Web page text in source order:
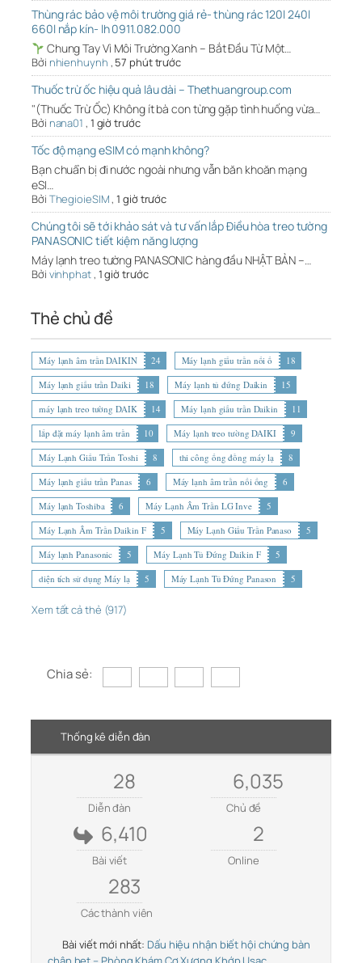
Thùng rác bảo vệ môi trường giá rẻ- thùng rác 120l 240l
660l nắp kín- lh 0911.082.000
Chung Tay Vì Môi Trường Xanh – Bắt Đầu Từ Một…
Bởi nhienhuynh , 57 phút trước
Thuốc trừ ốc hiệu quả lâu dài – Thethuangroup.com
"(Thuốc Trừ Ốc) Không ít bà con từng gặp tình huống vừa…
Bởi nana01 , 1 giờ trước
Tốc độ mạng eSIM có mạnh không?
Bạn chuẩn bị đi nước ngoài nhưng vẫn băn khoăn mạng
eSI…
Bởi ThegioieSIM,1 giờ trước
Chúng tôi sẽ tới khảo sát và tư vấn lắp Điều hòa treo tường
PANASONIC tiết kiệm năng lượng
Máy lạnh treo tường PANASONIC hàng đầu NHẬT BẢN –…
Bởi vinhphat, 1 giờ trước
Thẻ chủ đề
Máy lạnh âm trần DAIKIN 24 Máy lạnh giấu trần nối ố
18
Máy lạnh giấu trần Daiki
18 Máy lạnh tủ đứng Daikin
15
máy lạnh treo tường DAIK
14 Máy lạnh giấu trần Daikin
11
lắp đặt máy lạnh âm trần
10 Máy lạnh treo tường DAIKI
9
Máy Lạnh Giấu Trần Toshi
8 thi công ống đồng máy lạ
8
Máy lạnh giấu trần Panas
6 Máy lạnh âm trần nối ống
6
Máy lạnh Toshiba
6 Máy Lạnh Âm Trần LG Inve
5
Máy Lạnh Âm Trần Daikin F
5 Máy Lạnh Giấu Trần Panaso
5
Máy lạnh Panasonic
5 Máy Lạnh Tủ Đứng Daikin F
5
diện tích sử dụng Máy lạ
5 Máy Lạnh Tủ Đứng Panason 5
Xem tất cả thẻ (917)
Chia sẻ:
Thống kê diễn đàn
28
Diễn đàn
6,035
Chủ đề
6,410
Bài viết
2
Online
283
Các thành viên
Bài viết mới nhất: Dấu hiệu nhận biết hội chứng bàn